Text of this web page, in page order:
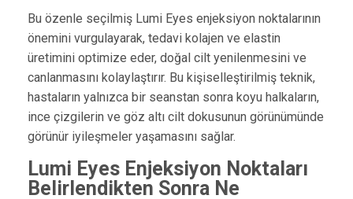
Bu özenle seçilmiş Lumi Eyes enjeksiyon noktalarının
önemini vurgulayarak, tedavi kolajen ve elastin
üretimini optimize eder, doğal cilt yenilenmesini ve
canlanmasını kolaylaştırır. Bu kişiselleştirilmiş teknik,
hastaların yalnızca bir seanstan sonra koyu halkaların,
ince çizgilerin ve göz altı cilt dokusunun görünümünde
görünür iyileşmeler yaşamasını sağlar.
Lumi Eyes Enjeksiyon Noktaları
Belirlendikten Sonra Ne